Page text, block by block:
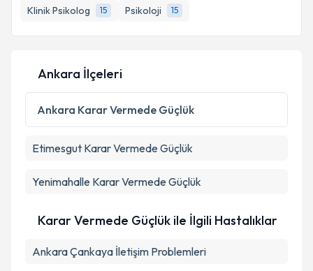
Klinik Psikolog
15 Psikoloji 15
bilgilendireceğiz.
E-posta Adresiniz
Kişisel verilerimin işlenmesine ilişkin
Metni'ni okudum ve kişisel verilerimin belirtilen
Takvim Talebini Gönder
Ankara İlçeleri
Ankara Karar Vermede Güçlük
Etimesgut Karar Vermede Güçlük
Yenimahalle Karar Vermede Güçlük
Karar Vermede Güçlük ile İlgili Hastalıklar
Ankara Çankaya İletişim Problemleri